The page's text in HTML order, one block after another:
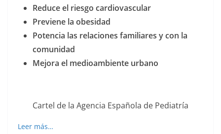
Reduce el riesgo cardiovascular
Previene la obesidad
Potencia las relaciones familiares y con la
comunidad
Mejora el medioambiente urbano
Cartel de la Agencia Española de Pediatría
Leer más…